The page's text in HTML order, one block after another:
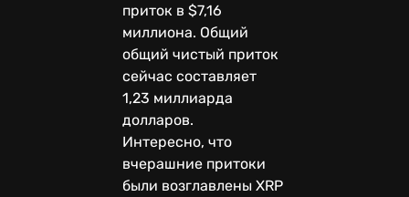
приток в $7,16
миллиона. Общий
общий чистый приток
сейчас составляет
1,23 миллиарда
долларов.
Интересно, что
вчерашние притоки
были возглавлены XRP